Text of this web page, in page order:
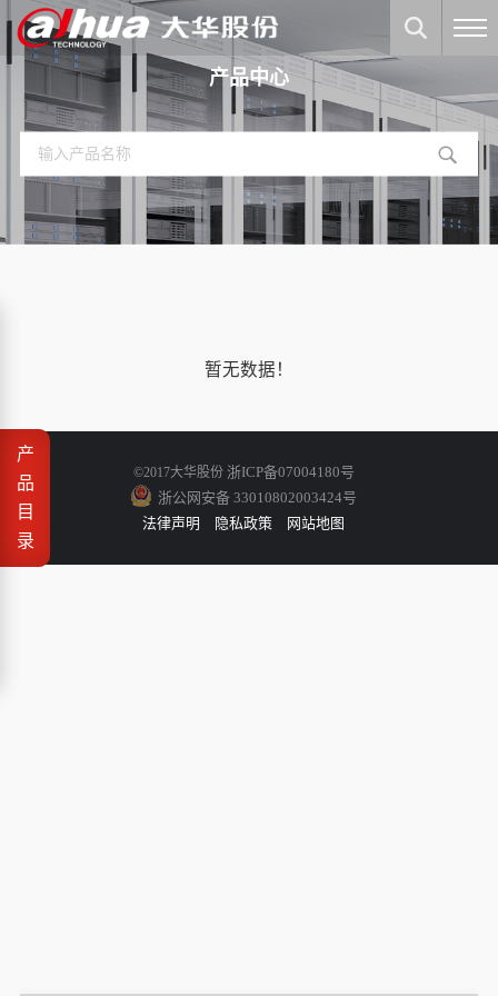
产品中心
产
品
目
录
暂无数据！
©2017大华股份 浙ICP备07004180号
浙公网安备 33010802003424号
法律声明
隐私政策 网站地图